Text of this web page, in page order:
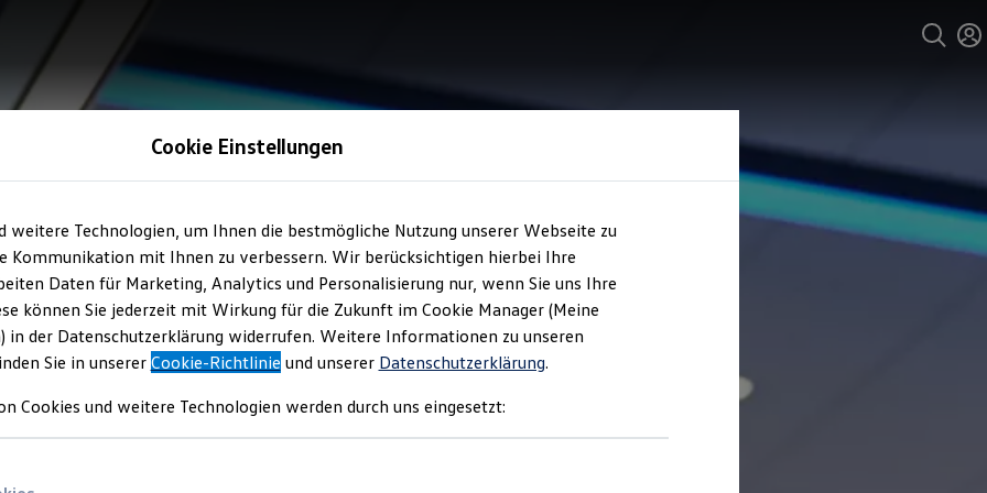
Cookie Einstellungen
weitere Technologien, um Ihnen die bestmögliche Nutzung unserer Webseite zu
Kommunikation mit Ihnen zu verbessern. Wir berücksichtigen hierbei Ihre
Daten für Marketing, Analytics und Personalisierung nur, wenn Sie uns Ihre
können Sie jederzeit mit Wirkung für die Zukunft im Cookie Manager (Meine
in der Datenschutzerklärung widerrufen. Weitere Informationen zu unseren
Sie in unsererCookie-Richtlinie und unserer Datenschutzerklärung.
Cookies und weitere Technologien werden durch uns eingesetzt: